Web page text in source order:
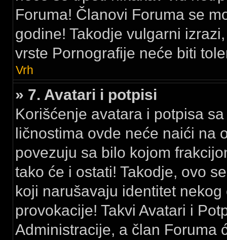
Foruma! Članovi Foruma se
godine! Takodje vulgarni
vrste Pornografije neće biti
Vrh
» 7. Avatari i potpisi
Korišćenje avatara i potpisa
ličnostima ovde neće naići na
povezuju sa bilo kojom
tako će i ostati! Takodje, ovo
koji narušavaju identitet
provokacije! Takvi Avatari i
Administracije, a član Foruma